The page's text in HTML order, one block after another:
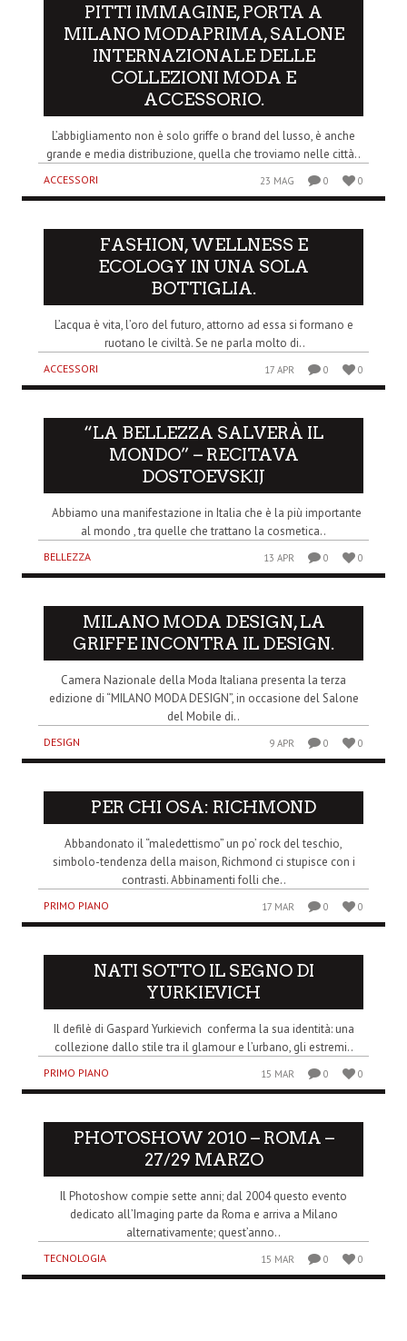
PITTI IMMAGINE, PORTA A
MILANO MODAPRIMA, SALONE
INTERNAZIONALE DELLE
COLLEZIONI MODA E
ACCESSORIO.
L’abbigliamento non è solo griffe o brand del lusso, è anche
grande e media distribuzione, quella che troviamo nelle città..
ACCESSORI 23 MAG 0 0
FASHION, WELLNESS E
ECOLOGY IN UNA SOLA
BOTTIGLIA.
L’acqua è vita, l’oro del futuro, attorno ad essa si formano e
ruotano le civiltà. Se ne parla molto di..
ACCESSORI 17 APR 0 0
“LA BELLEZZA SALVERÀ IL
MONDO” – RECITAVA
DOSTOEVSKIJ
Abbiamo una manifestazione in Italia che è la più importante
al mondo , tra quelle che trattano la cosmetica..
BELLEZZA 13 APR 0 0
MILANO MODA DESIGN, LA
GRIFFE INCONTRA IL DESIGN.
Camera Nazionale della Moda Italiana presenta la terza
edizione di “MILANO MODA DESIGN”, in occasione del Salone
del Mobile di..
DESIGN 9 APR 0 0
PER CHI OSA: RICHMOND
Abbandonato il “maledettismo” un po’ rock del teschio,
simbolo-tendenza della maison, Richmond ci stupisce con i
contrasti. Abbinamenti folli che..
PRIMO PIANO 17 MAR 0 0
NATI SOTTO IL SEGNO DI
YURKIEVICH
Il defilè di Gaspard Yurkievich conferma la sua identità: una
collezione dallo stile tra il glamour e l’urbano, gli estremi..
PRIMO PIANO 15 MAR 0 0
PHOTOSHOW 2010 – ROMA –
27/29 MARZO
Il Photoshow compie sette anni; dal 2004 questo evento
dedicato all’Imaging parte da Roma e arriva a Milano
alternativamente; quest’anno..
TECNOLOGIA 15 MAR 0 0